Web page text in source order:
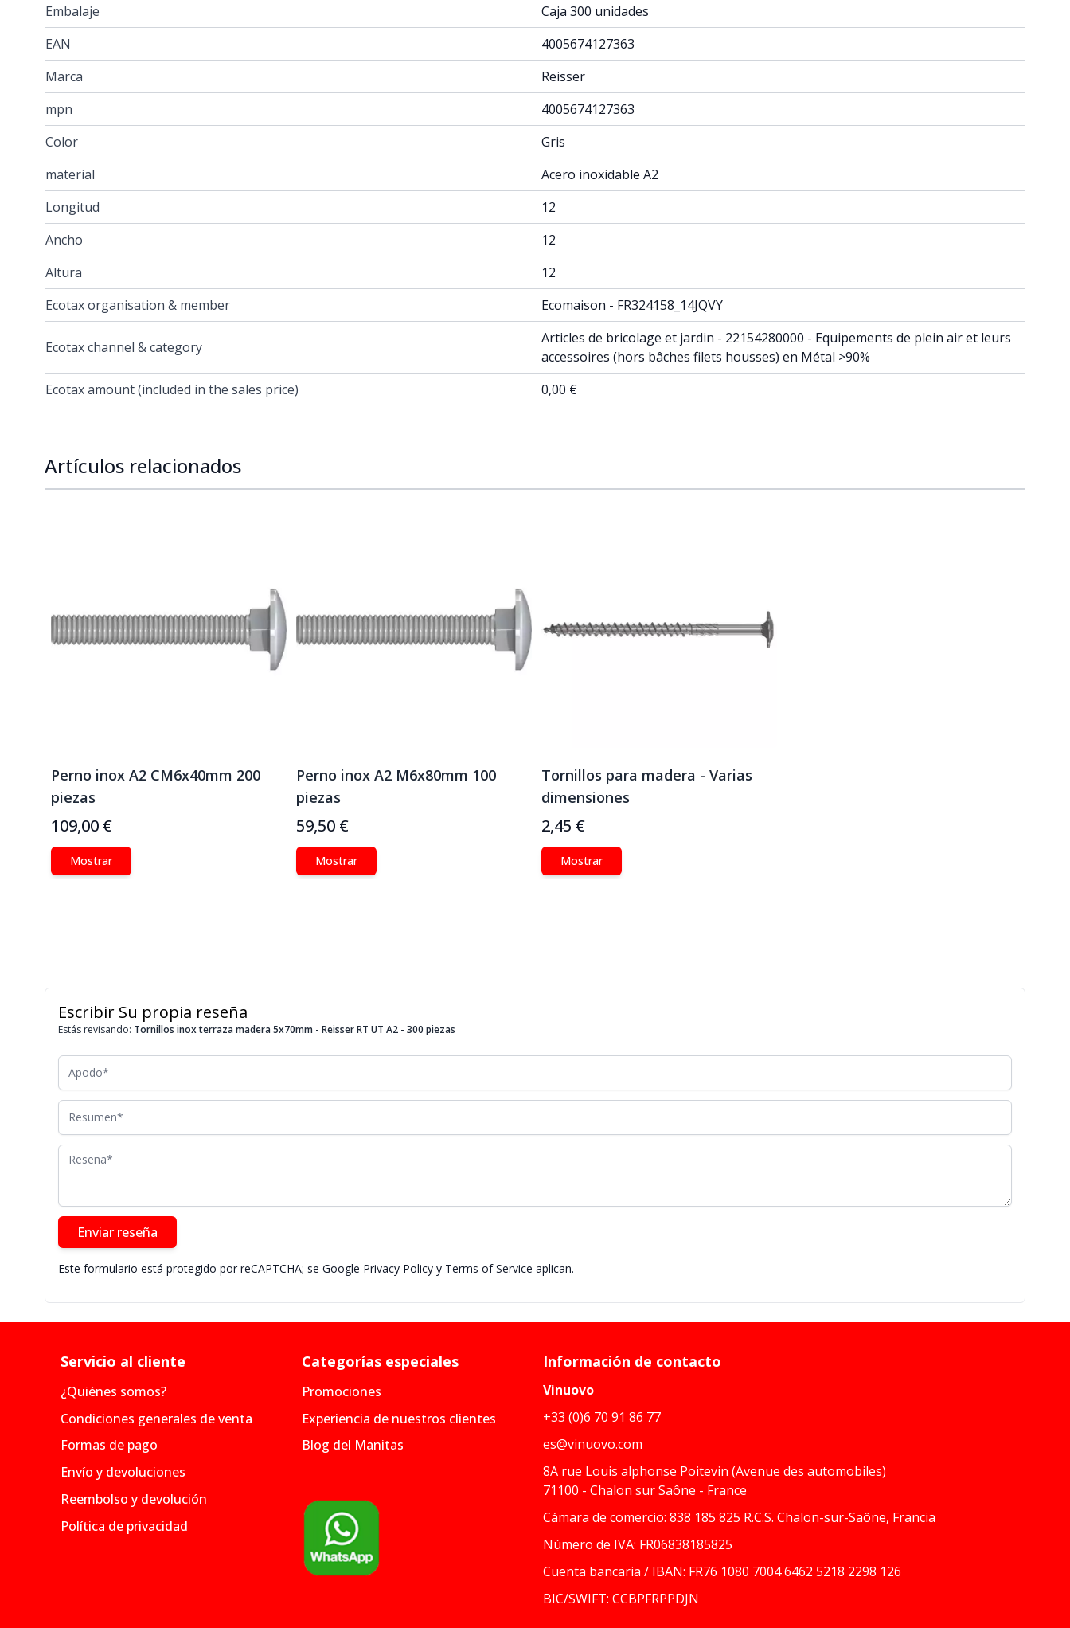
Embalaje
Caja 300 unidades
EAN
4005674127363
Marca
Reisser
mpn
4005674127363
Color
Gris
material
Acero inoxidable A2
Longitud
12
Ancho
12
Altura
12
Ecotax organisation & member
Ecomaison - FR324158_14JQVY
Ecotax channel & category
Articles de bricolage et jardin - 22154280000 - Equipements de plein air et leurs
accessoires (hors bâches filets housses) en Métal >90%
Ecotax amount (included in the sales price)
0,00 €
Artículos relacionados
Perno inox A2 CM6x40mm 200
piezas
109,00 €
Mostrar
Perno inox A2 M6x80mm 100
piezas
59,50 €
Mostrar
Tornillos para madera - Varias
dimensiones
2,45 €
Mostrar
Escribir Su propia reseña
Estás revisando: Tornillos inox terraza madera 5x70mm - Reisser RT UT A2 - 300 piezas
Apodo
Resumen
Reseña
Enviar reseña
Este formulario está protegido por reCAPTCHA; se Google Privacy Policy y Terms of Service aplican.
Servicio al cliente
¿Quiénes somos?
Condiciones generales de venta
Formas de pago
Envío y devoluciones
Reembolso y devolución
Política de privacidad
Categorías especiales
Promociones
Experiencia de nuestros clientes
Blog del Manitas
Información de contacto
Vinuovo
+33 (0)6 70 91 86 77
es@vinuovo.com
8A rue Louis alphonse Poitevin (Avenue des automobiles)
71100 - Chalon sur Saône - France
Cámara de comercio: 838 185 825 R.C.S. Chalon-sur-Saône, Francia
Número de IVA: FR06838185825
Cuenta bancaria / IBAN: FR76 1080 7004 6462 5218 2298 126
BIC/SWIFT: CCBPFRPPDJN